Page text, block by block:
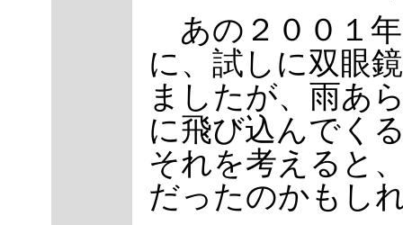
あの２００１
に、試しに双眼
ましたが、雨あ
に飛び込んでく
それを考えると
だったのかもし